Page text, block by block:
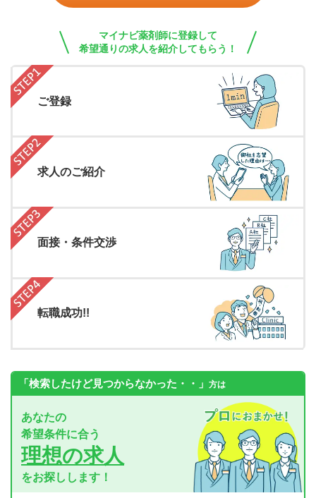
マイナビ薬剤師に登録して
希望通りの求人を紹介してもらう！
ご登録
求人のご紹介
面接・条件交渉
転職成功!!
「検索したけど見つからなかった・・」 方は
あなたの
希望条件に合う
理想の求人
をお探しします！